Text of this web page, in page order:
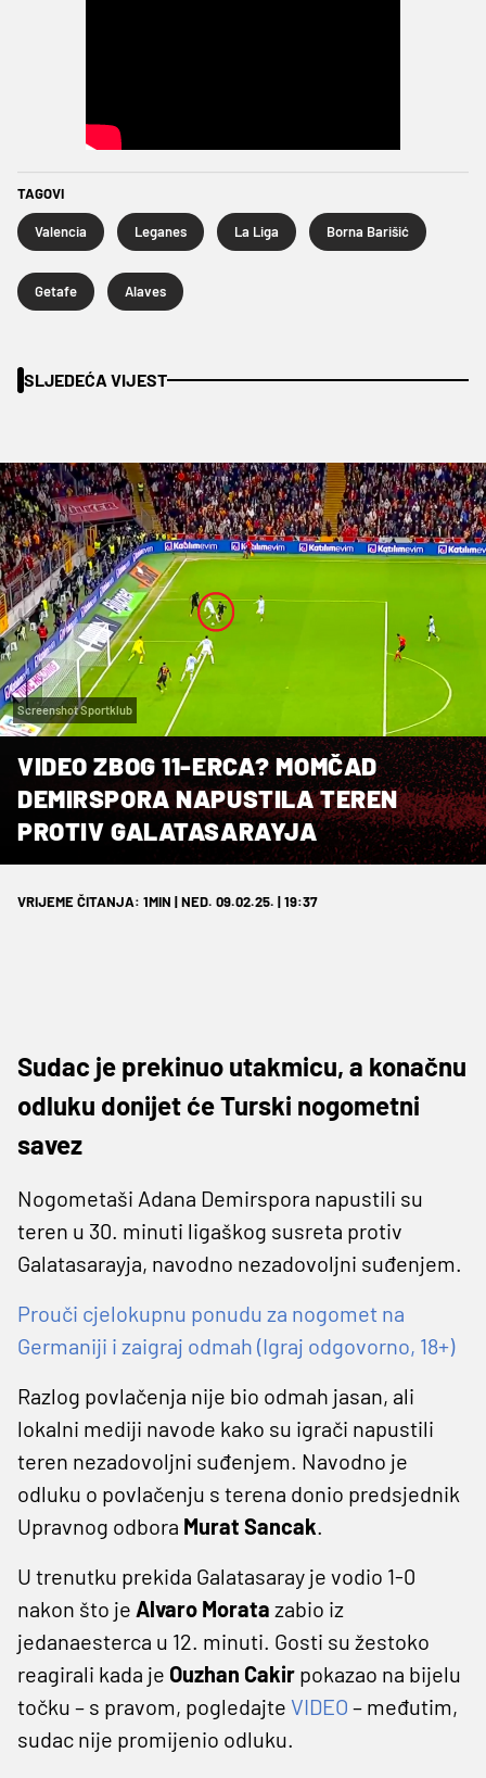
TAGOVI
Valencia Leganes La Liga Borna Barišić
Getafe Alaves
SLJEDEĆA VIJEST
Screenshot Sportklub
VIDEO ZBOG 11-ERCA? MOMČAD
DEMIRSPORA NAPUSTILA TEREN
PROTIV GALATASARAYJA
VRIJEME ČITANJA: 1MIN | NED. 09.02.25. | 19:37
Sudac je prekinuo utakmicu, a konačnu
odluku donijet će Turski nogometni
savez
Nogometaši Adana Demirspora napustili su
teren u 30. minuti ligaškog susreta protiv
Galatasarayja, navodno nezadovoljni suđenjem.
Prouči cjelokupnu ponudu za nogomet na
Germaniji i zaigraj odmah (Igraj odgovorno, 18+)
Razlog povlačenja nije bio odmah jasan, ali
lokalni mediji navode kako su igrači napustili
teren nezadovoljni suđenjem. Navodno je
odluku o povlačenju s terena donio predsjednik
Upravnog odbora Murat Sancak.
U trenutku prekida Galatasaray je vodio 1-0
nakon što je Alvaro Morata zabio iz
jedanaesterca u 12. minuti. Gosti su žestoko
reagirali kada je Ouzhan Cakir pokazao na bijelu
točku – s pravom, pogledajte VIDEO – međutim,
sudac nije promijenio odluku.